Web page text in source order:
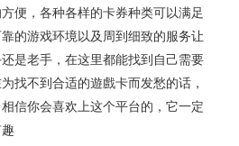
便，各种各样的卡券种类可以满足
的游戏环境以及周到细致的服务让
是老手，在这里都能找到自己需要
找不到合适的遊戲卡而发愁的话，
信你会喜欢上这个平台的，它一定